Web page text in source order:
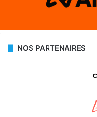
NOS PARTENAIRES